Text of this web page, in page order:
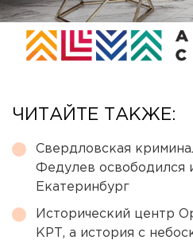
ЧИТАЙТЕ ТАКЖЕ:
Свердловская
Федулев освободился
Екатеринбург
Исторический центр
КРТ, а история с